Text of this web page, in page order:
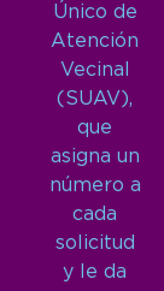
Único de
Atención
Vecinal
(SUAV),
que
asigna un
número a
cada
solicitud
y le da